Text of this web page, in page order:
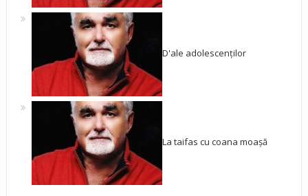
D'ale adolescenților
La taifas cu coana moașă